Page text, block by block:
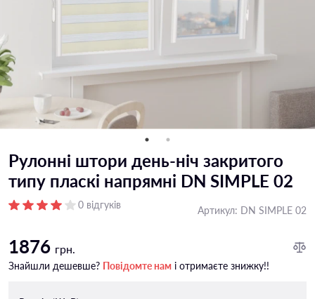
Рулонні штори день-ніч закритого
типу пласкi напрямнi DN SIMPLE 02
0 відгуків Артикул: DN SIMPLE 02
1876 грн.
Знайшли дешевше? Повідомте нам і отримаєте знижку!!